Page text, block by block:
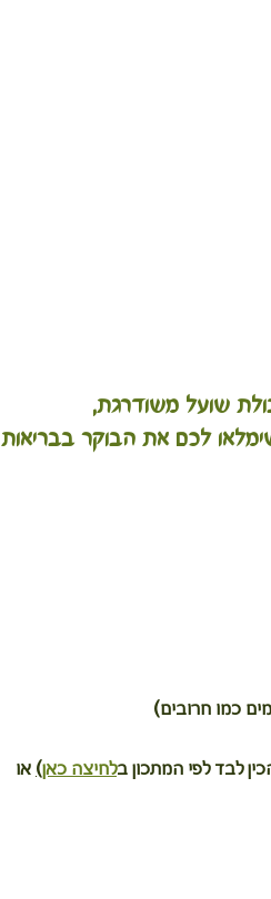
שועל משודרגת,
לכם את הבוקר בבריאות
לבד לפי המתכון בלחיצה כאן) או